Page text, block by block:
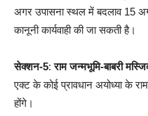
अगर उपासना स्थल में बदलाव 15
कानूनी कार्यवाही की जा सकती है।
सेक्शन-5:राम जन्मभूमि-बाबरी
एक्ट के कोई प्रावधान अयोध्या के
होंगे।